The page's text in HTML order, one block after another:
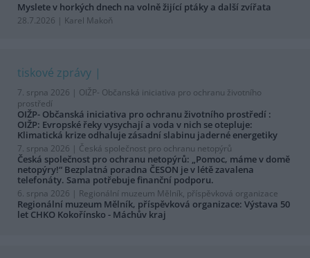
Myslete v horkých dnech na volně žijící ptáky a další zvířata
28.7.2026 | Karel Makoň
tiskové zprávy
7. srpna 2026 | OIŽP- Občanská iniciativa pro ochranu životního
prostředí
OIŽP- Občanská iniciativa pro ochranu životního prostředí :
OIŽP: Evropské řeky vysychají a voda v nich se otepluje:
Klimatická krize odhaluje zásadní slabinu jaderné energetiky
7. srpna 2026 | Česká společnost pro ochranu netopýrů
Česká společnost pro ochranu netopýrů: „Pomoc, máme v domě
netopýry!“ Bezplatná poradna ČESON je v létě zavalena
telefonáty. Sama potřebuje finanční podporu.
6. srpna 2026 | Regionální muzeum Mělník, příspěvková organizace
Regionální muzeum Mělník, příspěvková organizace: Výstava 50
let CHKO Kokořínsko - Máchův kraj